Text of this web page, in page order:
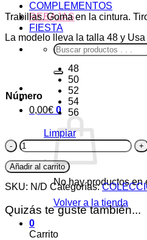
COMPLEMENTOS
REBAJAS
FIESTA
Buscar
por:
0,00€ 0
No hay productos en
Volver a la tienda
0
Carrito
precio
original
era:
39,90€.
precio
actual
es:
22,40€.
Trabillas. Goma en la cintura.
La modelo lleva la talla 48 y
Número
48
50
52
54
56
Limpiar
Pantalón
Ceniza
cantidad
Añadir al carrito
SKU: N/D Categorías:
Quizás te guste también...